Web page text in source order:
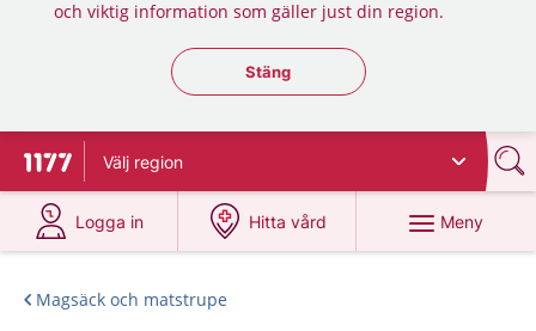
och viktig information som gäller just din region.
Stäng regionsväljaren
Stäng
Till startsidan för 1177
Välj region
Logga in
på 1177.se
Hitta vård
på 1177.se
Meny
Magsäck och matstrupe